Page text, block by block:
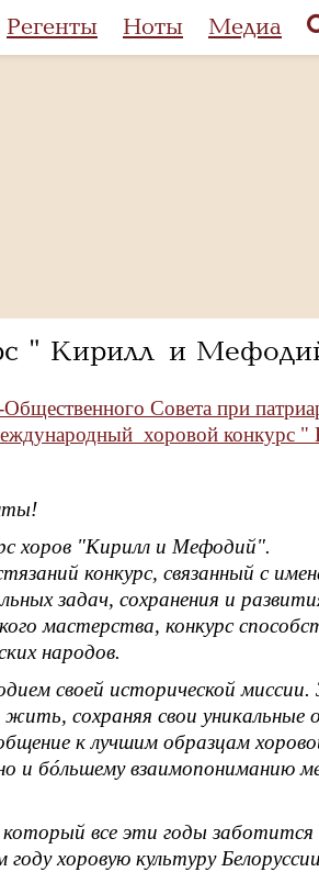
Регенты Ноты Медиа
" Кирилл и
Совета при
хоровой конкурс
хоров "Кирилл и Мефодий".
конкурс, связанный с
задач, сохранения и
мастерства, конкурс
народов.
своей исторической
сохраняя свои уникальные
к лучшим образцам
и бóльшему взаимопониманию
который все эти годы
хоровую культуру